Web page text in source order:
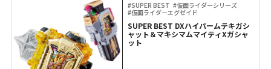
#SUPER BEST #仮面ライダーシリーズ
#仮面ライダーエグゼイド
SUPER BEST DXハイパームテキガシ
ャット＆マキシマムマイティXガシャ
ット